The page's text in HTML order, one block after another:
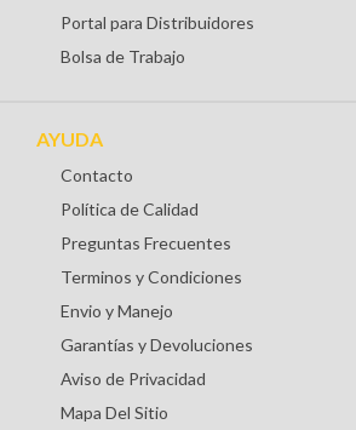
Portal para Distribuidores
Bolsa de Trabajo
AYUDA
Contacto
Política de Calidad
Preguntas Frecuentes
Terminos y Condiciones
Envio y Manejo
Garantías y Devoluciones
Aviso de Privacidad
Mapa Del Sitio